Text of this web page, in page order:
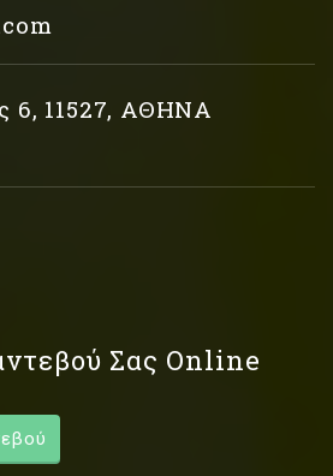
6, 11527, ΑΘΗΝΑ
Σας Online